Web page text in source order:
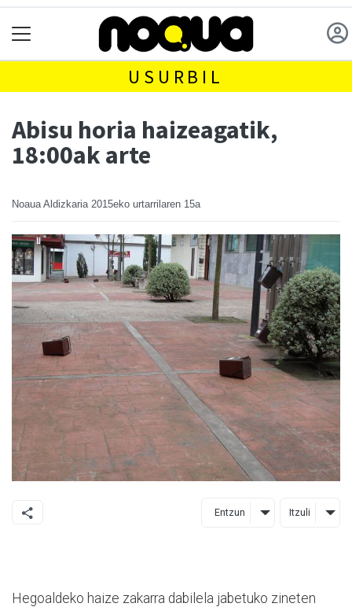
USURBIL
Abisu horia haizeagatik,
18:00ak arte
Noaua Aldizkaria 2015eko urtarrilaren 15a
Entzun Itzuli
Hegoaldeko haize zakarra dabilela jabetuko zineten